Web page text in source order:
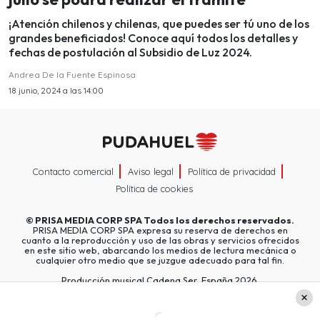
¡Atención chilenos y chilenas, que puedes ser tú uno de los
grandes beneficiados! Conoce aquí todos los detalles y
fechas de postulación al Subsidio de Luz 2024.
Andrea De la Fuente Espinosa
18 junio, 2024 a las 14:00
Contacto comercial Aviso legal
Política de privacidad
Política de cookies
© PRISA MEDIA CORP SPATodos los derechos reservados.
PRISA MEDIA CORP SPA expresa su reserva de derechos en
cuanto a la reproducción y uso de las obras y servicios ofrecidos
en este sitio web, abarcando los medios de lectura mecánica o
cualquier otro medio que se juzgue adecuado para tal fin.
Producción musical Cadena Ser, España 2026.